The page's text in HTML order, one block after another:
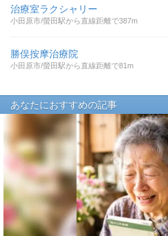
治療室ラクシャリー
小田原市/螢田駅から直線距離で387m
勝俣按摩治療院
小田原市/螢田駅から直線距離で81m
あなたにおすすめの記事